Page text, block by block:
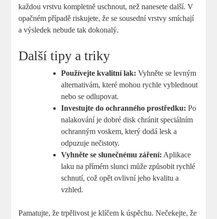
každou vrstvu kompletně uschnout, než nanesete další. V
opačném případě riskujete, že se sousední vrstvy smíchají
a výsledek nebude tak dokonalý.
Další tipy a triky
Používejte kvalitní lak: Vyhněte se levným
alternativám, které mohou rychle vyblednout
nebo se odlupovat.
Investujte do ochranného prostředku: Po
nalakování je dobré disk chránit speciálním
ochranným voskem, který dodá lesk a
odpuzuje nečistoty.
Vyhněte se slunečnému záření: Aplikace
laku na přímém slunci může způsobit rychlé
schnutí, což opět ovlivní jeho kvalitu a
vzhled.
Pamatujte, že trpělivost je klíčem k úspěchu. Nečekejte, že